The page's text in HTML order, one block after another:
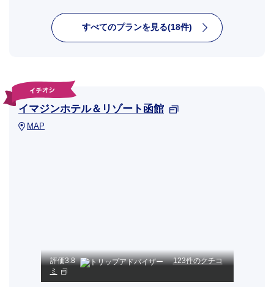
すべてのプランを見る(18件)
イマジンホテル＆リゾート函館
MAP
評価3.8
123件のクチコ
ミ